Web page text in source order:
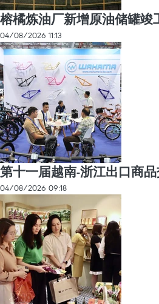
榕橘炼油厂新增原油储罐竣
04/08/2026 11:13
第十一届越南-浙江出口商
04/08/2026 09:18